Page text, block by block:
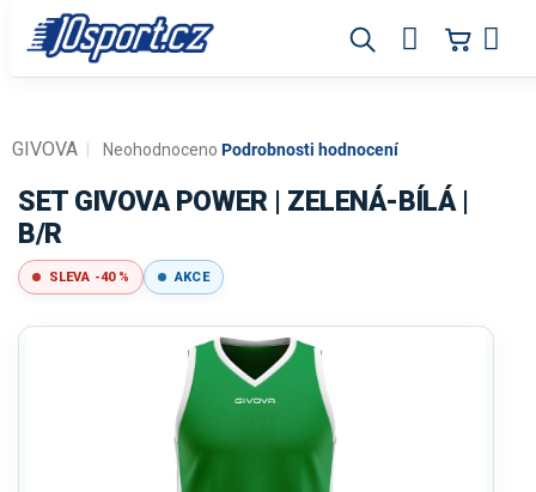
obsah
Průměrné
produktu
je
z
5
Neohodnoceno Podrobnosti hodnocení
GIVOVA
SET GIVOVA POWER | ZELENÁ-BÍLÁ |
B/R
SLEVA -40 % AKCE